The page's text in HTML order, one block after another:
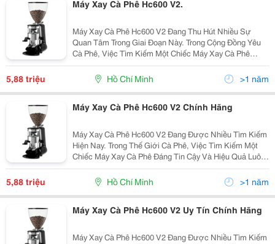
Máy Xay Cà Phê Hc600 V2.
Máy Xay Cà Phê Hc600 V2 Đang Thu Hút Nhiều Sự
Quan Tâm Trong Giai Đoạn Này. Trong Cộng Đồng Yêu
Cà Phê, Việc Tìm Kiếm Một Chiếc Máy Xay Cà Phê
Đáng Tin Cậy Và Hiệu Quả Luôn Là Một Điều Quan
Trọng. Máy Xay Cà Phê Không Chỉ Đơn Giản Là Công Cụ
Để Xay...
5,88 triệu Hồ Chí Minh >1 năm
Máy Xay Cà Phê Hc600 V2 Chính Hãng
Máy Xay Cà Phê Hc600 V2 Đang Được Nhiều Tìm Kiếm
Hiện Nay. Trong Thế Giới Cà Phê, Việc Tìm Kiếm Một
Chiếc Máy Xay Cà Phê Đáng Tin Cậy Và Hiệu Quả Luôn
Là Một Ưu Tiên Hàng Đầu. Máy Xay Cà Phê Không Chỉ
Đơn Giản Là Công Cụ Để Xay Cà Phê Mà Còn Là Yếu...
5,88 triệu Hồ Chí Minh >1 năm
Máy Xay Cà Phê Hc600 V2 Uy Tín Chính Hãng
Máy Xay Cà Phê Hc600 V2 Đang Được Nhiều Tìm Kiếm